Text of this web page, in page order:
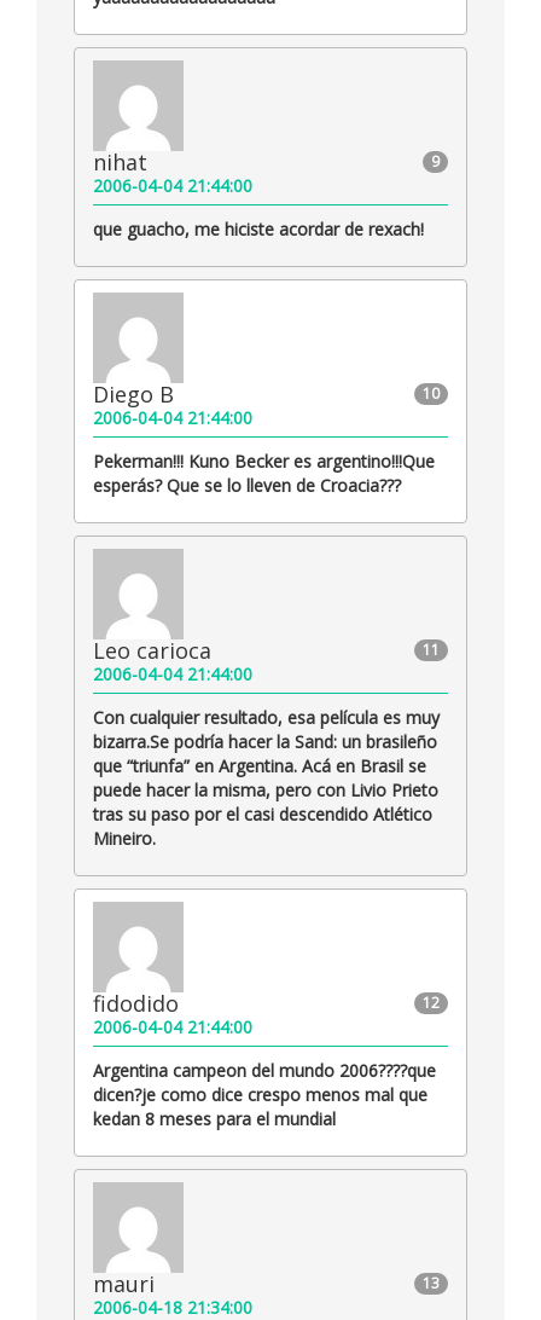
9
nihat
2006-04-04 21:44:00
que guacho, me hiciste acordar de rexach!
10
Diego B
2006-04-04 21:44:00
Pekerman!!! Kuno Becker es argentino!!!Que
esperás? Que se lo lleven de Croacia???
11
Leo carioca
2006-04-04 21:44:00
Con cualquier resultado, esa película es muy
bizarra.Se podría hacer la Sand: un brasileño
que “triunfa” en Argentina. Acá en Brasil se
puede hacer la misma, pero con Livio Prieto
tras su paso por el casi descendido Atlético
Mineiro.
12
fidodido
2006-04-04 21:44:00
Argentina campeon del mundo 2006????que
dicen?je como dice crespo menos mal que
kedan 8 meses para el mundial
13
mauri
2006-04-18 21:34:00